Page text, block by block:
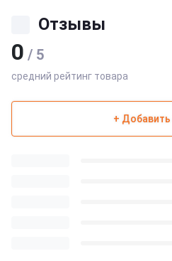
Отзывы
0 / 5
средний рейтинг товара
+